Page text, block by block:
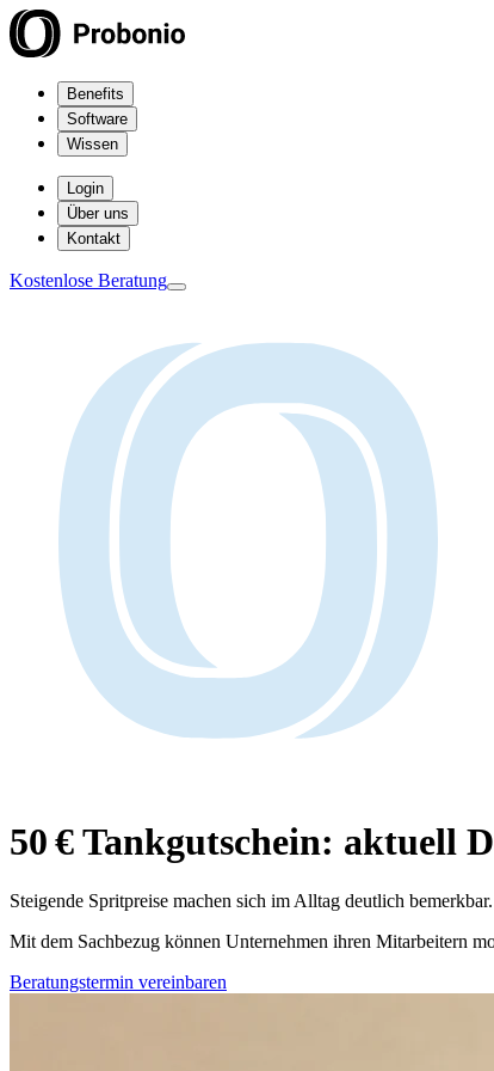
Benefits
Software
Wissen
Login
Über uns
Kontakt
Kostenlose Beratung
50 € Tankgutschein: aktuell
Steigende Spritpreise machen sich im Alltag deutlich
Mit dem Sachbezug können Unternehmen ihren Mitarbeitern
Beratungstermin vereinbaren